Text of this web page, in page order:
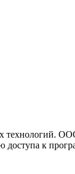
доступа к